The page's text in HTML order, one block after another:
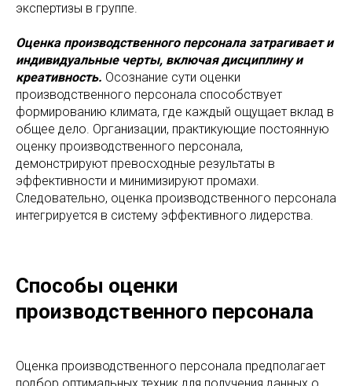
экспертизы в группе.
Оценка производственного персонала затрагивает и
индивидуальные черты, включая дисциплину и
креативность. Осознание сути оценки
производственного персонала способствует
формированию климата, где каждый ощущает вклад в
общее дело. Организации, практикующие постоянную
оценку производственного персонала,
демонстрируют превосходные результаты в
эффективности и минимизируют промахи.
Следовательно, оценка производственного персонала
интегрируется в систему эффективного лидерства.
Способы оценки
производственного персонала
Оценка производственного персонала предполагает